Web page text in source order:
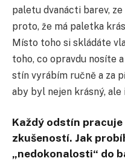
paletu dvanácti barev,
proto, že má paletka
Místo toho si skládáte
toho, co opravdu nosíte
stín vyrábím ručně a za
aby byl nejen krásný,
Každý odstín
zkušeností. Jak
„nedokonalosti“ do